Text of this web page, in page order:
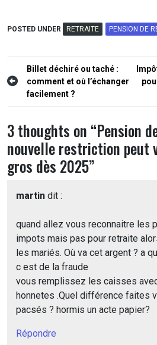
POSTED UNDER RETRAITE PENSION DE
Navigation
de
Billet déchiré ou taché :
comment et où l’échanger
facilement ?
3 thoughts on “Pension
nouvelle restriction peut
gros dès 2025”
martin dit :
quand allez vous reconnaitre les
impots mais pas pour retraite
les mariés. Où va cet argent ? a
c est de la fraude
vous remplissez les caisses
honnetes .Quel différence faites
pacsés ? hormis un acte papier?
Répondre